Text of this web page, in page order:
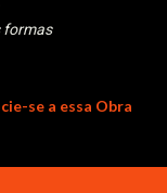
formas
se a essa Obra